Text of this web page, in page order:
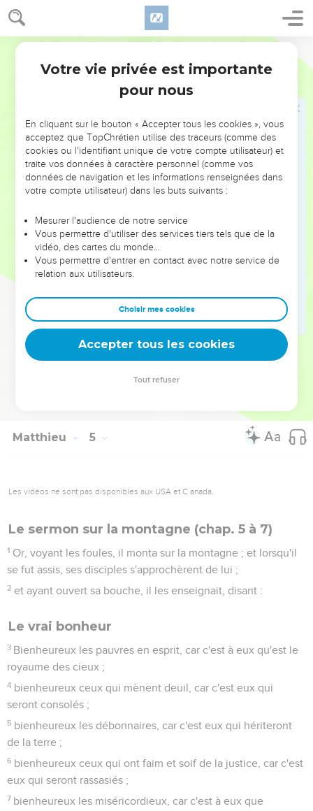
Matthieu 4
et il leur dit : Venez après moi, et je vous ferai pêcheurs
d'hommes.
Et eux aussitôt, ayant quitté leurs filets, le suivirent.
Et, passant de là plus avant, il vit deux autres frères,
Jacques le fils de Zébédée, et Jean son frère, dans la nacelle
avec Zébédée leur père, raccommodant leurs filets, et il les
appela ;
et eux aussitôt, ayant quitté la nacelle et leur père, le
suivirent.
Jésus enseigne et guérit
Et Jésus allait par toute la Galilée, enseignant dans leurs
synagogues, et prêchant l'évangile du royaume, et
guérissant toute sorte de maladies et toute sorte de
langueurs parmi le peuple.
24
amena tous ceux qui se portaient mal, qui étaient affligés de
diverses maladies et de divers tourments, et des
démoniaques, et des lunatiques, et des paralytiques, et il les
guérit.
Et de grandes foules le suivirent de la Galilée, et de
Matthieu 5
Les vidéos ne sont pas disponibles aux USA et C anada.
Le sermon sur la montagne (chap. 5 à 7)
1 Or, voyant les foules, il monta sur la montagne ; et lorsqu'il
se fut assis, ses disciples s'approchèrent de lui ;
2 et ayant ouvert sa bouche, il les enseignait, disant :
Le vrai bonheur
3 Bienheureux les pauvres en esprit, car c'est à eux qu'est le
royaume des cieux ;
4 bienheureux ceux qui mènent deuil, car c'est eux qui
seront consolés ;
5 bienheureux les débonnaires, car c'est eux qui hériteront
de la terre ;
6 bienheureux ceux qui ont faim et soif de la justice, car c'est
eux qui seront rassasiés ;
7 bienheureux les miséricordieux, car c'est à eux que
Votre vie privée est importante
pour nous
En cliquant sur le bouton « Accepter tous les cookies », vous
acceptez que TopChrétien utilise des traceurs (comme des
cookies ou l'identifiant unique de votre compte utilisateur) et
traite vos données à caractère personnel (comme vos
données de navigation et les informations renseignées dans
votre compte utilisateur) dans les buts suivants :
Mesurer l'audience de notre service
Vous permettre d'utiliser des services tiers tels que de la
vidéo, des cartes du monde…
Vous permettre d'entrer en contact avec notre service de
relation aux utilisateurs.
Choisir mes cookies
Accepter tous les cookies
Tout refuser